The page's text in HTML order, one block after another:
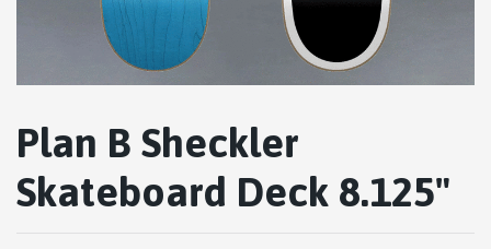
Plan B Sheckler
Skateboard Deck 8.125"